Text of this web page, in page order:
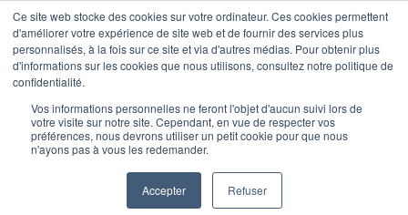
Ce site web stocke des cookies sur votre ordinateur. Ces cookies permettent
d'améliorer votre expérience de site web et de fournir des services plus
personnalisés, à la fois sur ce site et via d'autres médias. Pour obtenir plus
d'informations sur les cookies que nous utilisons, consultez notre politique de
confidentialité.
Vos informations personnelles ne feront l'objet d'aucun suivi lors de
votre visite sur notre site. Cependant, en vue de respecter vos
préférences, nous devrons utiliser un petit cookie pour que nous
n'ayons pas à vous les redemander.
Accepter Refuser
Absolu Wood
Restez informé de notre actualité
en vous abonnement à notre
lettre d'information.